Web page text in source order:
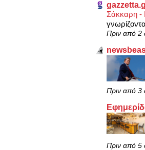
Σάκκαρη -
Πριν από 2
Πριν από 3
Πριν από 5